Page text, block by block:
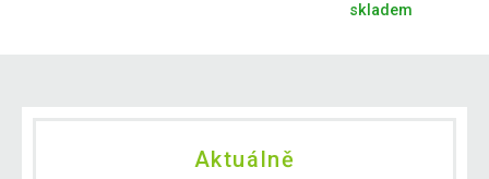
skladem
Aktuálně